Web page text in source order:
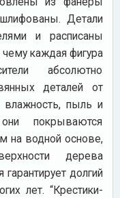
Детали
и расписаны
каждая фигура
абсолютно
деталей от
влажность, пыль и
покрываются
на водной основе,
дерева
гарантирует долгий
лет. “Крестики-